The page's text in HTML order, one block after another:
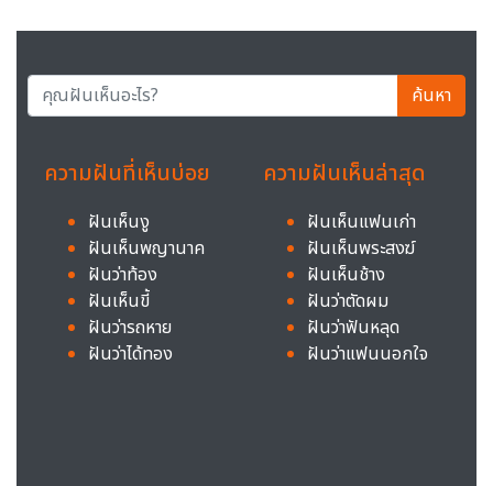
ค้นหา
ความฝันที่เห็นบ่อย
ฝันเห็นงู
ฝันเห็นพญานาค
ฝันว่าท้อง
ฝันเห็นขี้
ฝันว่ารถหาย
ฝันว่าได้ทอง
ความฝันเห็นล่าสุด
ฝันเห็นแฟนเก่า
ฝันเห็นพระสงฆ์
ฝันเห็นช้าง
ฝันว่าตัดผม
ฝันว่าฟันหลุด
ฝันว่าแฟนนอกใจ